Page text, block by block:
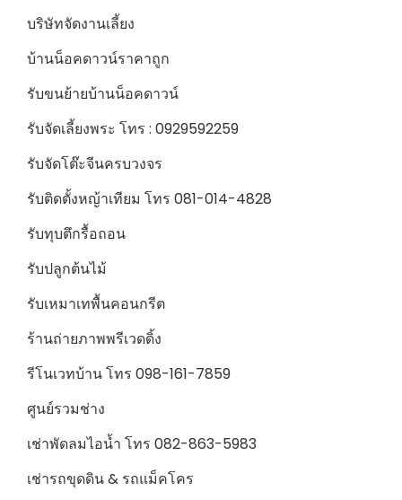
บริษัทจัดงานเลี้ยง
บ้านน็อคดาวน์ราคาถูก
รับขนย้ายบ้านน็อคดาวน์
รับจัดเลี้ยงพระ โทร : 0929592259
รับจัดโต๊ะจีนครบวงจร
รับติดตั้งหญ้าเทียม โทร 081-014-4828
รับทุบตึกรื้อถอน
รับปลูกต้นไม้
รับเหมาเทพื้นคอนกรีต
ร้านถ่ายภาพพรีเวดดิ้ง
รีโนเวทบ้าน โทร 098-161-7859
ศูนย์รวมช่าง
เช่าพัดลมไอน้ำ โทร 082-863-5983
เช่ารถขุดดิน & รถแม็คโคร